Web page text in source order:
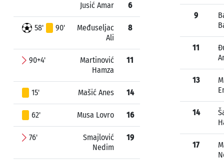
Jusić Amar 6
58' 90'
Međuseljac
Ali
8
90+4'
Martinović
Hamza
11
15' Mašić Anes 14
62' Musa Lovro 16
76'
Smajlović
Nedim
19
9
11
13
14
17